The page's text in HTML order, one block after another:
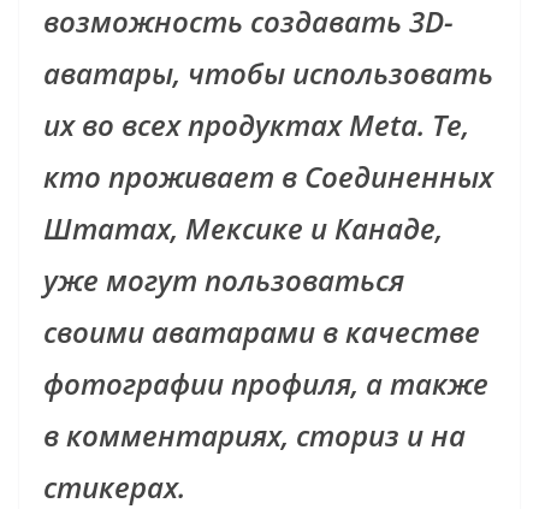
возможность создавать 3D-
аватары, чтобы использовать
их во всех продуктах Meta. Те,
кто проживает в Соединенных
Штатах, Мексике и Канаде,
уже могут пользоваться
своими аватарами в качестве
фотографии профиля, а также
в комментариях, сториз и на
стикерах.